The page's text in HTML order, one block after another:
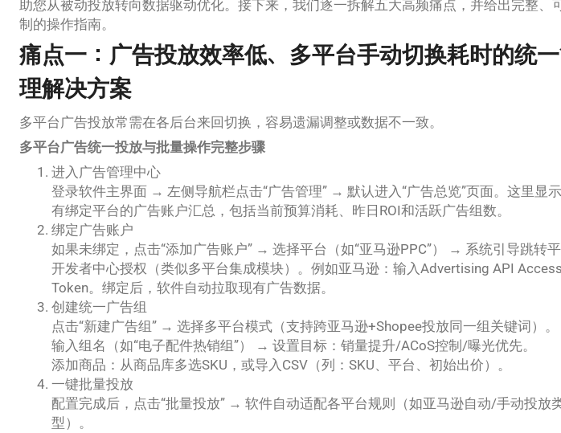
助您从被动投放转向数据驱动优化。接下来，我们逐一拆解五大高频痛点，并给出完整、
制的操作指南。
痛点一：广告投放效率低、多平台手动切换耗时的统
理解决方案
多平台广告投放常需在各后台来回切换，容易遗漏调整或数据不一致。
多平台广告统一投放与批量操作完整步骤
进入广告管理中心
登录软件主界面 → 左侧导航栏点击“广告管理” → 默认进入“广告总览”页面。这里显
有绑定平台的广告账户汇总，包括当前预算消耗、昨日ROI和活跃广告组数。
绑定广告账户
如果未绑定，点击“添加广告账户” → 选择平台（如“亚马逊PPC”） → 系统引导跳转
开发者中心授权（类似多平台集成模块）。例如亚马逊：输入Advertising API Access
Token。绑定后，软件自动拉取现有广告数据。
创建统一广告组
点击“新建广告组” → 选择多平台模式（支持跨亚马逊+Shopee投放同一组关键词）。
输入组名（如“电子配件热销组”） → 设置目标：销量提升/ACoS控制/曝光优先。
添加商品：从商品库多选SKU，或导入CSV（列：SKU、平台、初始出价）。
一键批量投放
配置完成后，点击“批量投放” → 软件自动适配各平台规则（如亚马逊自动/手动投放
型）。